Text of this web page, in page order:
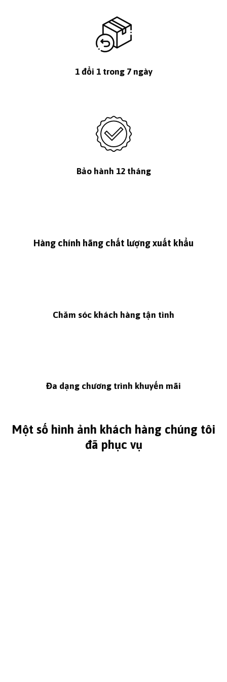
1 đổi 1 trong 7 ngày
Bảo hành 12 tháng
Hàng chính hãng chất lượng xuất khẩu
Chăm sóc khách hàng tận tình
Đa dạng chương trình khuyến mãi
Một số hình ảnh khách hàng chúng tôi
đã phục vụ